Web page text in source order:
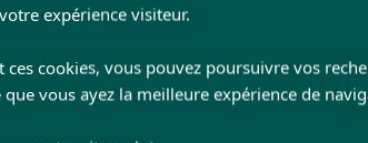
expérience visiteur.
ces cookies, vous pouvez poursuivre vos
que vous ayez la meilleure expérience de
technologies de traçage qui
à propos des cookies pour